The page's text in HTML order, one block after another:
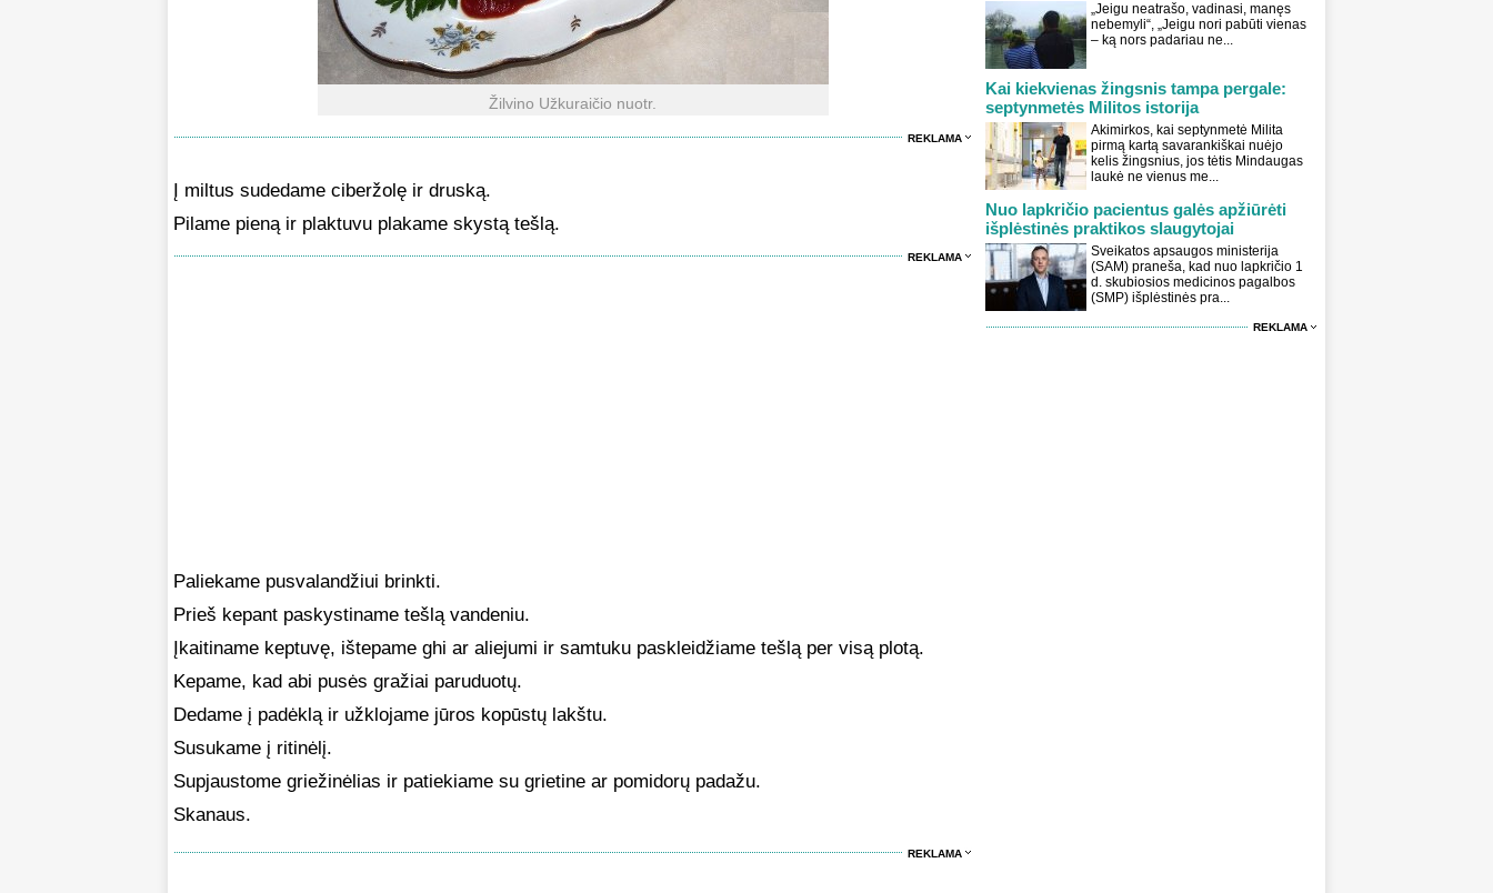
Žilvino Užkuraičio nuotr.
REKLAMA
Į miltus sudedame ciberžolę ir druską.
Pilame pieną ir plaktuvu plakame skystą tešlą.
REKLAMA
Paliekame pusvalandžiui brinkti.
Prieš kepant paskystiname tešlą vandeniu.
Įkaitiname keptuvę, ištepame ghi ar aliejumi ir samtuku paskleidžiame tešlą per visą plotą.
Kepame, kad abi pusės gražiai paruduotų.
Dedame į padėklą ir užklojame jūros kopūstų lakštu.
Susukame į ritinėlį.
Supjaustome griežinėlias ir patiekiame su grietine ar pomidorų padažu.
Skanaus.
REKLAMA
„Jeigu neatrašo, vadinasi, manęs
nebemyli“, „Jeigu nori pabūti vienas
– ką nors padariau ne...
Kai kiekvienas žingsnis tampa pergale:
septynmetės Militos istorija
Akimirkos, kai septynmetė Milita
pirmą kartą savarankiškai nuėjo
kelis žingsnius, jos tėtis Mindaugas
laukė ne vienus me...
Nuo lapkričio pacientus galės apžiūrėti
išplėstinės praktikos slaugytojai
Sveikatos apsaugos ministerija
(SAM) praneša, kad nuo lapkričio 1
d. skubiosios medicinos pagalbos
(SMP) išplėstinės pra...
REKLAMA